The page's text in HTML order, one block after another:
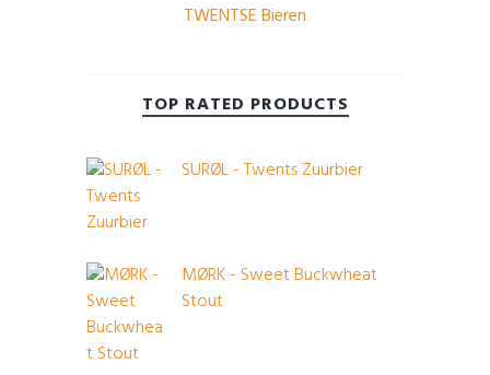
TWENTSE Bieren
TOP RATED PRODUCTS
SURØL - Twents Zuurbier
MØRK - Sweet Buckwheat
Stout